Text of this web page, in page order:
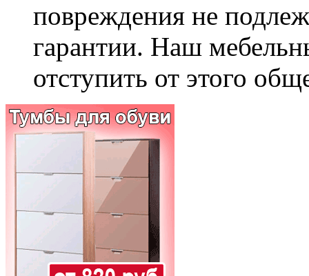
повреждения не
гарантии. Наш
отступить от этого